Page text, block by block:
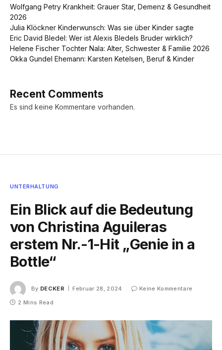
Wolfgang Petry Krankheit: Grauer Star, Demenz & Gesundheit
2026
Julia Klöckner Kinderwunsch: Was sie über Kinder sagte
Eric David Bledel: Wer ist Alexis Bledels Bruder wirklich?
Helene Fischer Tochter Nala: Alter, Schwester & Familie 2026
Okka Gundel Ehemann: Karsten Ketelsen, Beruf & Kinder
Recent Comments
Es sind keine Kommentare vorhanden.
UNTERHALTUNG
Ein Blick auf die Bedeutung
von Christina Aguileras
erstem Nr.-1-Hit „Genie in a
Bottle“
By DECKER Februar 28, 2024
Keine Kommentare
2 Mins Read